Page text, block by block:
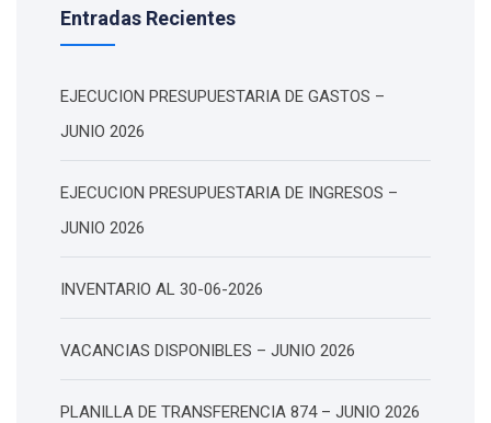
Entradas Recientes
EJECUCION PRESUPUESTARIA DE GASTOS –
JUNIO 2026
EJECUCION PRESUPUESTARIA DE INGRESOS –
JUNIO 2026
INVENTARIO AL 30-06-2026
VACANCIAS DISPONIBLES – JUNIO 2026
PLANILLA DE TRANSFERENCIA 874 – JUNIO 2026